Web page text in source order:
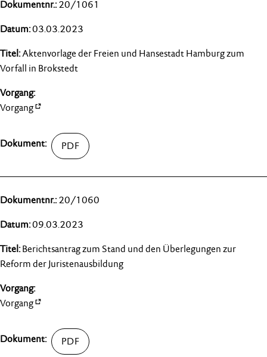
20/1061
03.03.2023
Aktenvorlage der Freien und Hansestadt Hamburg zum
Vorfall in Brokstedt
Vorgang
20/1060
09.03.2023
Berichtsantrag zum Stand und den Überlegungen zur
Reform der Juristenausbildung
Vorgang